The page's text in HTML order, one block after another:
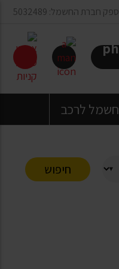
חשמל לרכב
חיפוש